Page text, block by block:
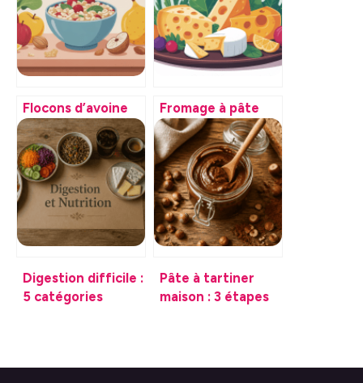
Flocons d’avoine
valeur
nutritionnelle : ce
qu’il faut vraiment
savoir
Fromage à pâte
dure et régime :
lesquels choisir
sans culpabiliser
Digestion difficile :
5 catégories
Pâte à tartiner
maison : 3 étapes